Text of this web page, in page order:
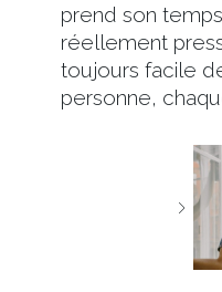
prend son
réellement
toujours facile
personne,